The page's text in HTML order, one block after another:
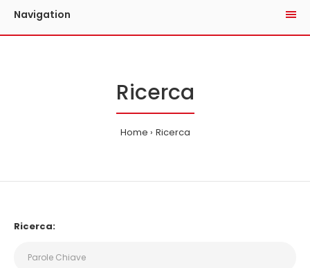
Navigation
Ricerca
Home Ricerca
Ricerca: